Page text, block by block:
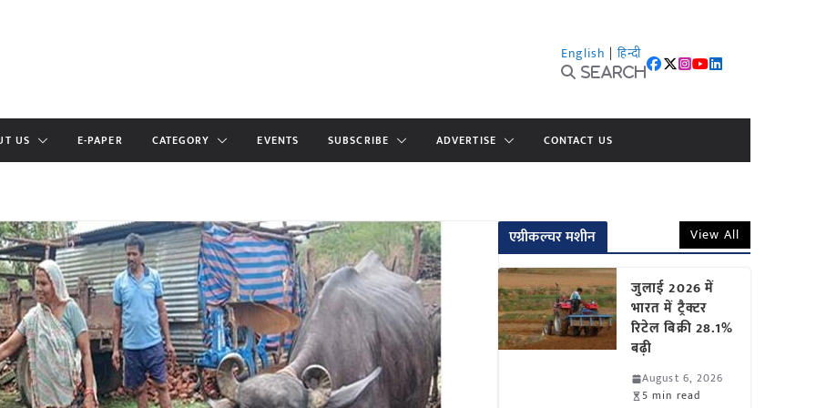
English | हिन्दी
Search
US E-PAPER CATEGORY EVENTS SUBSCRIBE ADVERTISE CONTACT US
एग्रीकल्चर मशीन View All
जुलाई 2026 में
भारत में ट्रैक्टर
रिटेल बिक्री 28.1%
बढ़ी
August 6, 2026
5 min read